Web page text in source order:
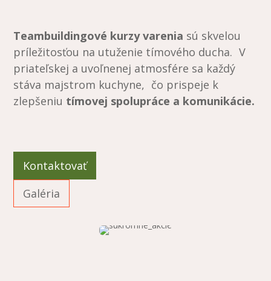
Teambuildingové kurzy varenia sú skvelou
príležitosťou na utuženie tímového ducha. V
priateľskej a uvoľnenej atmosfére sa každý
stáva majstrom kuchyne, čo prispeje k
zlepšeniu tímovej spolupráce a komunikácie.
Kontaktovať
Galéria